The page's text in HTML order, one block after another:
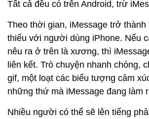
Tất cả đều có trên Android, trừ
Theo thời gian, iMessage trở
thiếu với người dùng iPhone. Nếu
nêu ra ở trên là xương, thì
liên kết. Trò chuyện nhanh chóng,
gif, một loạt các biểu tượng cảm
những thứ mà iMessage đang làm
Nhiều người có thể sẽ lên tiếng